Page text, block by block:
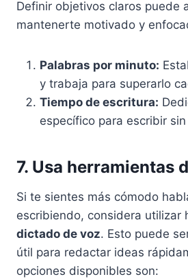
Definir objetivos claros puede
mantenerte motivado y
Palabras por minuto:
y trabaja para superarlo
Tiempo de escritura:
específico para escribir
7. Usa herramientas
Si te sientes más cómodo
escribiendo, considera utilizar
dictado de voz. Esto puede
útil para redactar ideas
opciones disponibles son: